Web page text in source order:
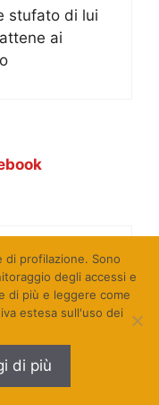
stufato di lui
ai
lui che
e
ne
caso
E’
di profilazione. Sono
degli accessi e
di più e leggere come
estesa sull'uso dei
di più